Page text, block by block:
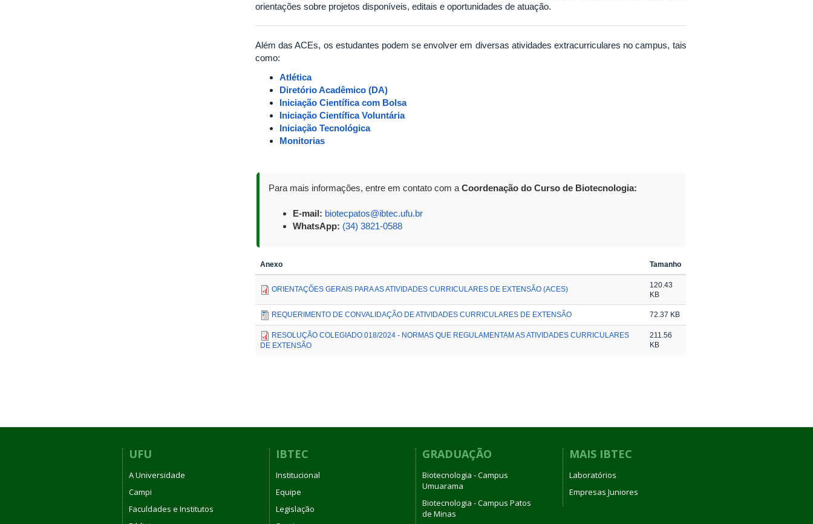
orientações sobre projetos disponíveis, editais e oportunidades de atuação.
Além das ACEs, os estudantes podem se envolver em diversas atividades extracurriculares no campus, tais
como:
Atlética
Diretório Acadêmico (DA)
Iniciação Científica com Bolsa
Iniciação Científica Voluntária
Iniciação Tecnológica
Monitorias
Para mais informações, entre em contato com a Coordenação do Curso de Biotecnologia:
E-mail: biotecpatos@ibtec.ufu.br
WhatsApp: (34) 3821-0588
Anexo Tamanho
ORIENTAÇÕES GERAIS PARA AS ATIVIDADES CURRICULARES DE EXTENSÃO (ACES)
120.43
KB
REQUERIMENTO DE CONVALIDAÇÃO DE ATIVIDADES CURRICULARES DE EXTENSÃO 72.37 KB
RESOLUÇÃO COLEGIADO 018/2024 - NORMAS QUE REGULAMENTAM AS ATIVIDADES CURRICULARES
DE EXTENSÃO
211.56
KB
UFU
A Universidade
Campi
Faculdades e Institutos
IBTEC
Institucional
Equipe
Legislação
GRADUAÇÃO
Biotecnologia - Campus
Umuarama
Biotecnologia - Campus Patos
de Minas
MAIS IBTEC
Laboratórios
Empresas Juniores